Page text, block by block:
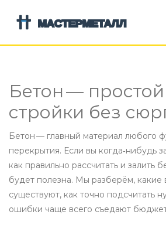
Бетон —
стройки без
Бетон — главный материал любого
перекрытия. Если вы когда‑нибудь
как правильно рассчитать и залить
будет полезна. Мы разберём, какие
существуют, как точно подсчитать
ошибки чаще всего съедают